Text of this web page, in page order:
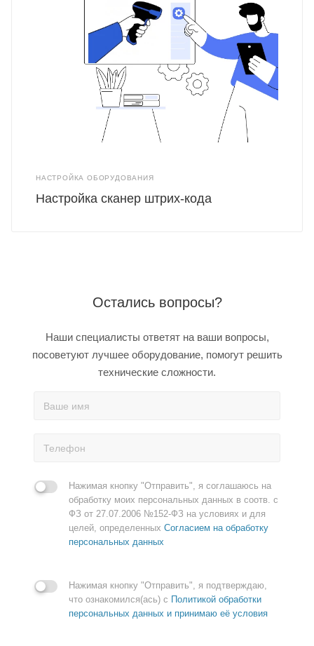
НАСТРОЙКА ОБОРУДОВАНИЯ
Настройка сканер штрих-кода
Остались вопросы?
Наши специалисты ответят на ваши вопросы,
посоветуют лучшее оборудование, помогут решить
технические сложности.
Нажимая кнопку "Отправить", я соглашаюсь на
обработку моих персональных данных в соотв. с
ФЗ от 27.07.2006 №152-ФЗ на условиях и для
целей, определенных Согласием на обработку
персональных данных
Нажимая кнопку "Отправить", я подтверждаю,
что ознакомился(ась) с Политикой обработки
персональных данных и принимаю её условия